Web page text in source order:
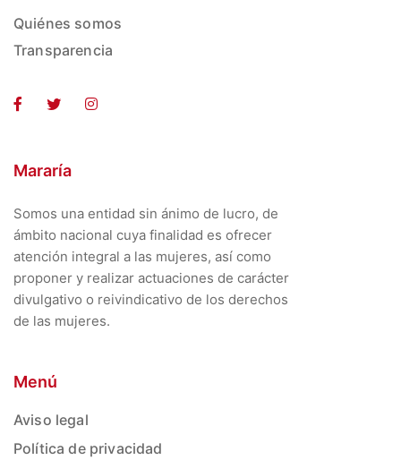
Quiénes somos
Transparencia
Mararía
Somos una entidad sin ánimo de lucro, de
ámbito nacional cuya finalidad es ofrecer
atención integral a las mujeres, así como
proponer y realizar actuaciones de carácter
divulgativo o reivindicativo de los derechos
de las mujeres.
Menú
Aviso legal
Política de privacidad